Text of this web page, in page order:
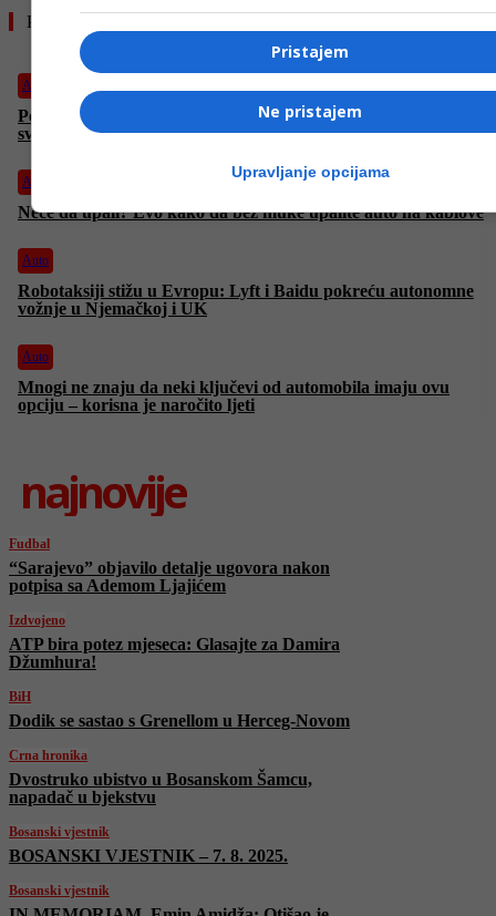
Pročitajte još
Auto
Pojas spašava živote: Zašto je vezivanje pojasa ključna navika
svakog vozača
Auto
Neće da upali? Evo kako da bez muke upalite auto na kablove
Auto
Robotaksiji stižu u Evropu: Lyft i Baidu pokreću autonomne
vožnje u Njemačkoj i UK
Auto
Mnogi ne znaju da neki ključevi od automobila imaju ovu
opciju – korisna je naročito ljeti
najnovije
Fudbal
“Sarajevo” objavilo detalje ugovora nakon
potpisa sa Ademom Ljajićem
Izdvojeno
ATP bira potez mjeseca: Glasajte za Damira
Džumhura!
BiH
Dodik se sastao s Grenellom u Herceg-Novom
Crna hronika
Dvostruko ubistvo u Bosanskom Šamcu,
napadač u bjekstvu
Bosanski vjestnik
BOSANSKI VJESTNIK – 7. 8. 2025.
Bosanski vjestnik
Pristajem
Ne pristajem
Upravljanje opcijama